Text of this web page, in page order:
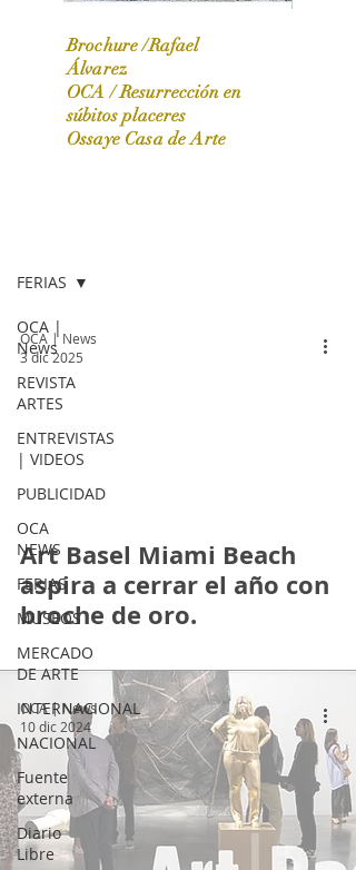
OCA|News 31 / Marzo-Abril / 2024
Brochure /Rafael
Álvarez
OCA /Resurrección en
súbitos placeres
Ossaye Casa de Arte
OCA |
News
REVISTA
ARTES
ENTREVISTAS
| VIDEOS
PUBLICIDAD
OCA
NEWS
FERIAS
MUSEOS
MERCADO
DE ARTE
INTERNACIONAL
NACIONAL
Fuente
externa
Diario
Libre
FERIAS
Art Basel Miami Beach
aspira a cerrar el año con
broche de oro.
OCA | News
3 dic 2025
OCA | News
10 dic 2024